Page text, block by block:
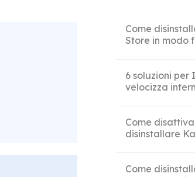
Come
Store in modo
6 soluzioni per
velocizza
Come
disinstallare
Come